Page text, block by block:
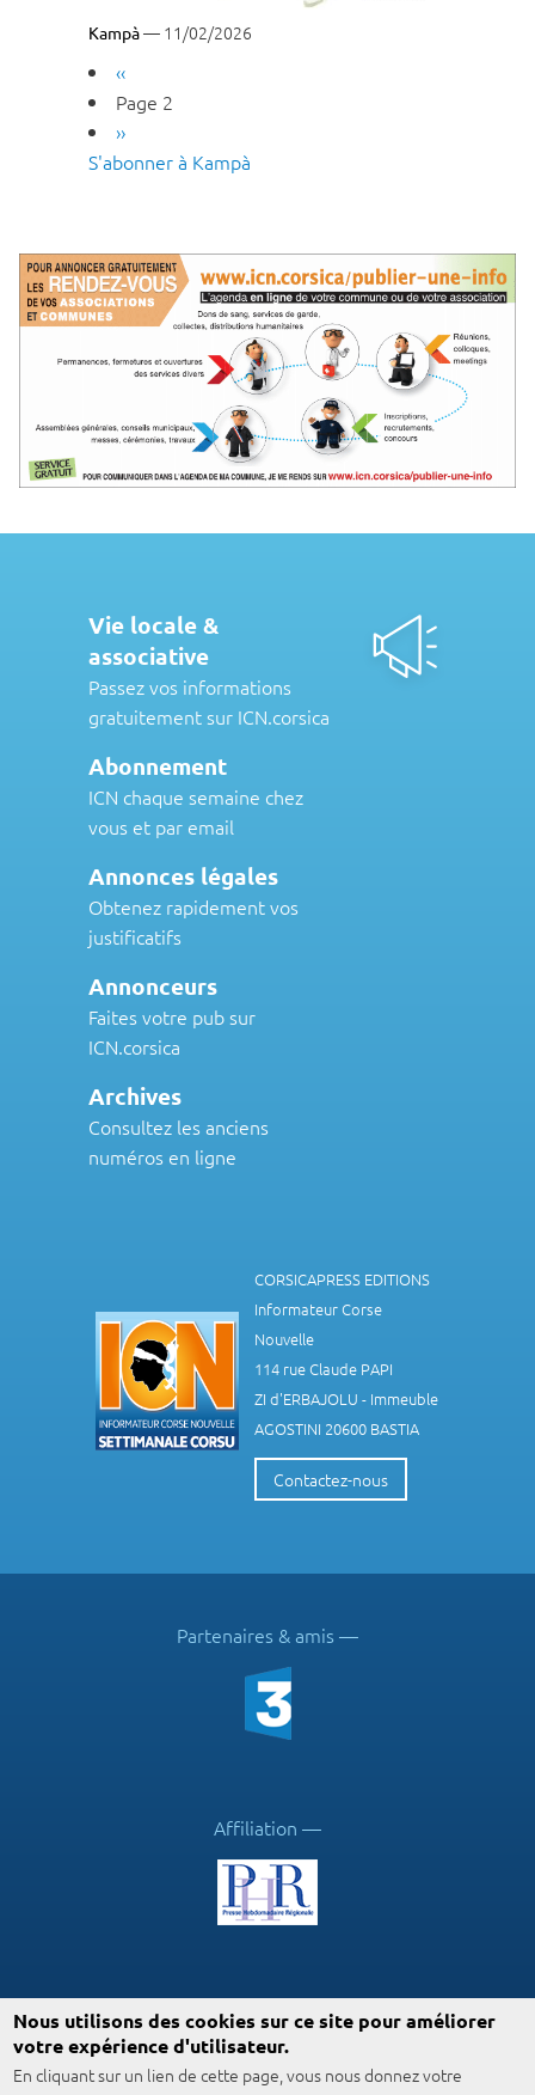
Kampà— 11/02/2026
Pagination
Page
précédente
‹‹
Page 2
Page
suivante
››
S'abonner à Kampà
Vie locale &
associative
Passez vos informations
gratuitement sur ICN.corsica
Abonnement
ICN chaque semaine chez
vous et par email
Annonces légales
Obtenez rapidement vos
justificatifs
Annonceurs
Faites votre pub sur
ICN.corsica
Archives
Consultez les anciens
numéros en ligne
CORSICAPRESS EDITIONS
Informateur Corse
Nouvelle
114 rue Claude PAPI
ZI d'ERBAJOLU - Immeuble
AGOSTINI 20600 BASTIA
Contactez-nous
Partenaires & amis
Affiliation
Suivez ICN
Nous utilisons des cookies sur ce site pour améliorer
votre expérience d'utilisateur.
En cliquant sur un lien de cette page, vous nous donnez votre